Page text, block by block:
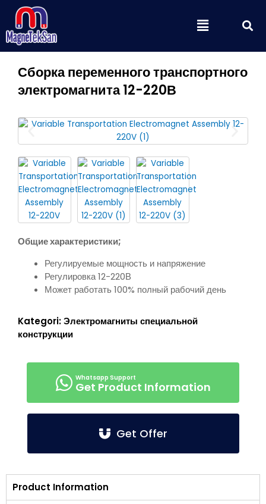
Перейти
содержимому
Меню
Сборка переменного транспортного
электромагнита 12-220В
Общие характеристики;
Регулируемые мощность и напряжение
Регулировка 12-220В
Может работать 100% полный рабочий день
Kategori:Электромагниты специальной
конструкции
Get Product Information
Get Offer
Product Information